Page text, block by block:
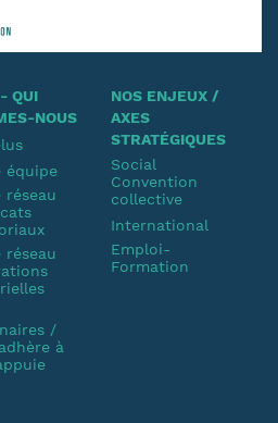
QUI
NOUS
équipe
réseau
réseau
/
à
NOS ENJEUX /
AXES
STRATÉGIQUES
Social
Convention
collective
International
Emploi-
Formation